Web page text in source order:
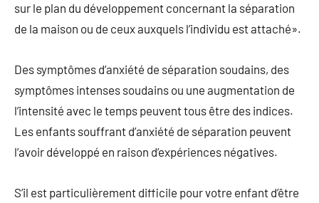
sur le plan du développement concernant la séparation
de la maison ou de ceux auxquels l’individu est attaché».
Des symptômes d’anxiété de séparation soudains, des
symptômes intenses soudains ou une augmentation de
l’intensité avec le temps peuvent tous être des indices.
Les enfants souffrant d’anxiété de séparation peuvent
l’avoir développé en raison d’expériences négatives.
S’il est particulièrement difficile pour votre enfant d’être